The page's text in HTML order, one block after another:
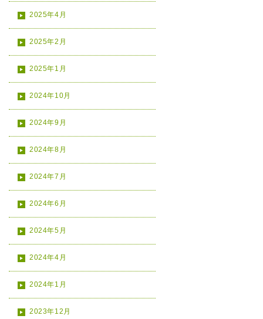
2025年4月
2025年2月
2025年1月
2024年10月
2024年9月
2024年8月
2024年7月
2024年6月
2024年5月
2024年4月
2024年1月
2023年12月